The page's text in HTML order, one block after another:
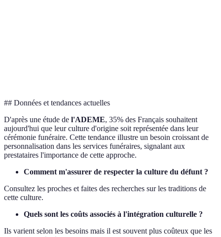
## Données et tendances actuelles
D'après une étude de l'ADEME, 35% des Français souhaitent
aujourd'hui que leur culture d'origine soit représentée dans leur
cérémonie funéraire. Cette tendance illustre un besoin croissant de
personnalisation dans les services funéraires, signalant aux
prestataires l'importance de cette approche.
Comment m'assurer de respecter la culture du défunt ?
Consultez les proches et faites des recherches sur les traditions de
cette culture.
Quels sont les coûts associés à l'intégration culturelle ?
Ils varient selon les besoins mais il est souvent plus coûteux que les